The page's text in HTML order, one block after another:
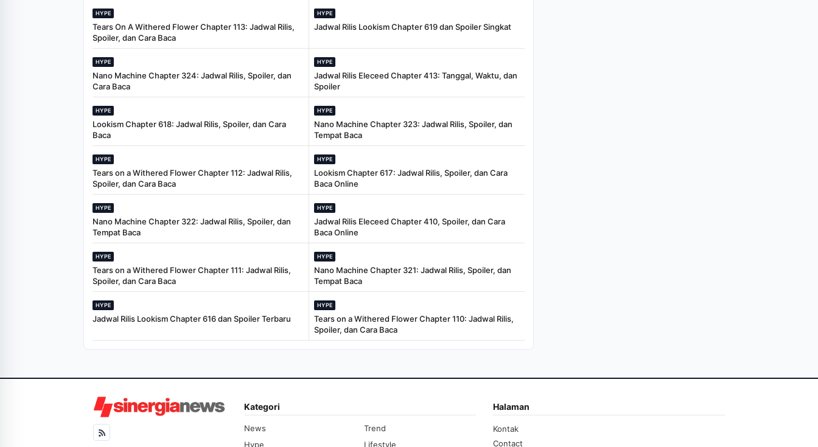
HYPE
Tears On A Withered Flower Chapter 113: Jadwal Rilis,
Spoiler, dan Cara Baca
HYPE
Jadwal Rilis Lookism Chapter 619 dan Spoiler Singkat
HYPE
Nano Machine Chapter 324: Jadwal Rilis, Spoiler, dan
Cara Baca
HYPE
Jadwal Rilis Eleceed Chapter 413: Tanggal, Waktu, dan
Spoiler
HYPE
Lookism Chapter 618: Jadwal Rilis, Spoiler, dan Cara
Baca
HYPE
Nano Machine Chapter 323: Jadwal Rilis, Spoiler, dan
Tempat Baca
HYPE
Tears on a Withered Flower Chapter 112: Jadwal Rilis,
Spoiler, dan Cara Baca
HYPE
Lookism Chapter 617: Jadwal Rilis, Spoiler, dan Cara
Baca Online
HYPE
Nano Machine Chapter 322: Jadwal Rilis, Spoiler, dan
Tempat Baca
HYPE
Jadwal Rilis Eleceed Chapter 410, Spoiler, dan Cara
Baca Online
HYPE
Tears on a Withered Flower Chapter 111: Jadwal Rilis,
Spoiler, dan Cara Baca
HYPE
Nano Machine Chapter 321: Jadwal Rilis, Spoiler, dan
Tempat Baca
HYPE
Jadwal Rilis Lookism Chapter 616 dan Spoiler Terbaru
HYPE
Tears on a Withered Flower Chapter 110: Jadwal Rilis,
Spoiler, dan Cara Baca
Kategori
News
Trend
Hype
Lifestyle
Halaman
Kontak
Contact